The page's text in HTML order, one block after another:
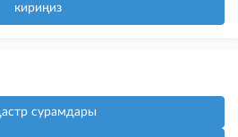
кириңиз
сурамдары